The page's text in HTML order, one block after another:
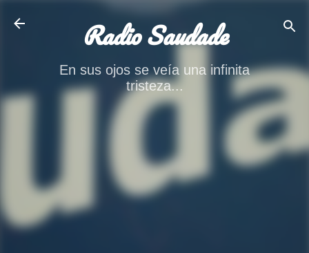
Radio Saudade
En sus ojos se veía una infinita
tristeza...